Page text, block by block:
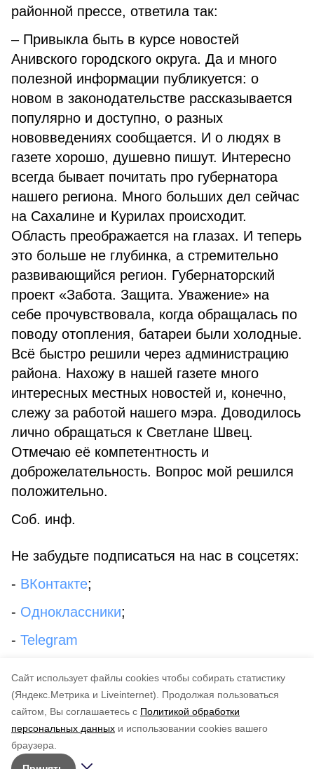
Cайт использует файлы cookies чтобы собирать статистику
(Яндекс.Метрика и Liveinternet).
Продолжая пользоваться
сайтом, Вы соглашаетесь с Политикой обработки
персональных данных и использовании cookies вашего
браузера.
районной прессе, ответила так:
– Привыкла быть в курсе новостей
Анивского городского округа. Да и много
полезной информации публикуется: о
новом в законодательстве рассказывается
популярно и доступно, о разных
нововведениях сообщается. И о людях в
газете хорошо, душевно пишут. Интересно
всегда бывает почитать про губернатора
нашего региона. Много больших дел сейчас
на Сахалине и Курилах происходит.
Область преображается на глазах. И теперь
это больше не глубинка, а стремительно
развивающийся регион. Губернаторский
проект «Забота. Защита. Уважение» на
себе прочувствовала, когда обращалась по
поводу отопления, батареи были холодные.
Всё быстро решили через администрацию
района. Нахожу в нашей газете много
интересных местных новостей и, конечно,
слежу за работой нашего мэра. Доводилось
лично обращаться к Светлане Швец.
Отмечаю её компетентность и
доброжелательность. Вопрос мой решился
положительно.
Соб. инф.
Не забудьте подписаться на нас в соцсетях:
- ВКонтакте;
- Одноклассники;
- Telegram
мэрсветланашвец пенсионеркатроицкого
по оценке
5